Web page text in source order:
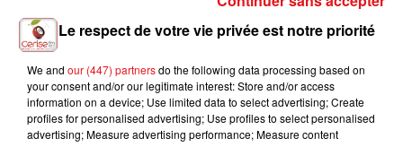
Fin : 14 août 2026
ÉCOUTEZ CERISE FM ET GAGNEZ VOTRE SESSION DE JEU QUIZ
ROOM ENTRE...
Le respect de votre vie privée est notre priorité
We and our (447) partnersdo the following data processing based on
your consent and/or our legitimate interest: Store and/or access
information on a device; Use limited data to select advertising; Create
profiles for personalised advertising; Use profiles to select personalised
advertising; Measure advertising performance; Measure content